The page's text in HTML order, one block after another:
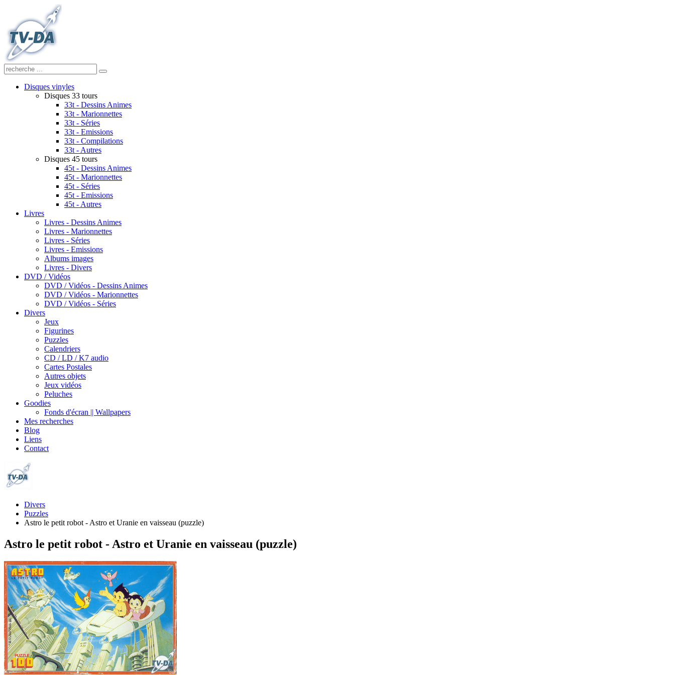
Disques vinyles
Disques 33 tours
33t - Dessins Animes
33t - Marionnettes
33t - Séries
33t - Emissions
33t - Compilations
33t - Autres
Disques 45 tours
45t - Dessins Animes
45t - Marionnettes
45t - Séries
45t - Emissions
45t - Autres
Livres
Livres - Dessins Animes
Livres - Marionnettes
Livres - Séries
Livres - Emissions
Albums images
Livres - Divers
DVD / Vidéos
DVD / Vidéos - Dessins Animes
DVD / Vidéos - Marionnettes
DVD / Vidéos - Séries
Divers
Jeux
Figurines
Puzzles
Calendriers
CD / LD / K7 audio
Cartes Postales
Autres objets
Jeux vidéos
Peluches
Goodies
Fonds d'écran || Wallpapers
Mes recherches
Blog
Liens
Contact
Divers
Puzzles
Astro le petit robot - Astro et Uranie en vaisseau (puzzle)
Astro le petit robot - Astro et Uranie en vaisseau (puzzle)